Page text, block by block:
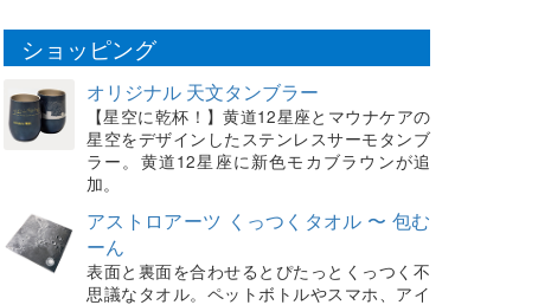
ショッピング
オリジナル 天文タンブラー
【星空に乾杯！】黄道12星座とマウナケアの
星空をデザインしたステンレスサーモタンブ
ラー。黄道12星座に新色モカブラウンが追
加。
アストロアーツ くっつくタオル 〜 包む
ーん
表面と裏面を合わせるとぴたっとくっつく不
思議なタオル。ペットボトルやスマホ、アイ